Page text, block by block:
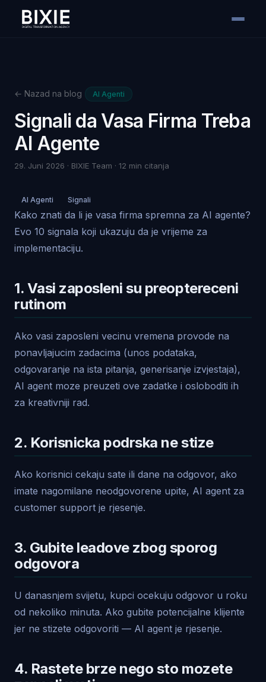
← Nazad na blog AI Agenti
Signali da Vasa Firma Treba
AI Agente
29. Juni 2026 · BIXIE Team · 12 min citanja
AI Agenti Signali
Kako znati da li je vasa firma spremna za AI agente?
Evo 10 signala koji ukazuju da je vrijeme za
implementaciju.
1. Vasi zaposleni su preoptereceni
rutinom
Ako vasi zaposleni vecinu vremena provode na
ponavljajucim zadacima (unos podataka,
odgovaranje na ista pitanja, generisanje izvjestaja),
AI agent moze preuzeti ove zadatke i osloboditi ih
za kreativniji rad.
2. Korisnicka podrska ne stize
Ako korisnici cekaju sate ili dane na odgovor, ako
imate nagomilane neodgovorene upite, AI agent za
customer support je rjesenje.
3. Gubite leadove zbog sporog
odgovora
U danasnjem svijetu, kupci ocekuju odgovor u roku
od nekoliko minuta. Ako gubite potencijalne klijente
jer ne stizete odgovoriti — AI agent je rjesenje.
4. Rastete brze nego sto mozete